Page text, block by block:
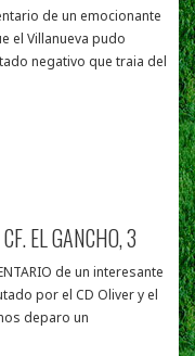
de un emocionante
el Villanueva pudo
negativo que traia del
EL GANCHO, 3
de un interesante
por el CD Oliver y el
deparo un